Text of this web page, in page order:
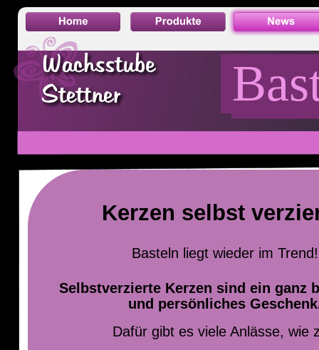
Kerzen selbst
Basteln liegt wieder im Trend!
Selbstverzierte Kerzen sind ein ganz
und persönliches
Dafür gibt es viele Anlässe, wie